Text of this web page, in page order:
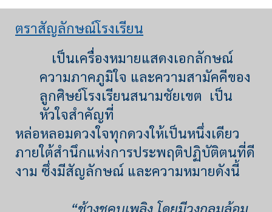
ตราสัญลักษณ์โรงเรียน
เป็นเครื่องหมายแสดงเอกลักษณ์
ความภาคภูมิใจ และความสามัคคีของ
ลูกศิษย์โรงเรียนสนามชัยเขต เป็น
หัวใจสำคัญที่
หล่อหลอมดวงใจทุกดวงให้เป็นหนึ่งเดียว
ภายใต้สำนึกแห่งการประพฤติปฏิบัติตนที่ดี
งาม ซึ่งมีสัญลักษณ์ และความหมายดังนี้
“ช้างชูคบเพลิง โดยมีวงกลมล้อม